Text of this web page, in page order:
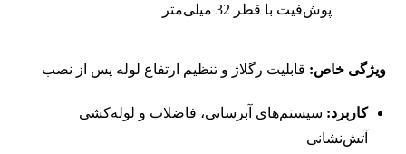
پوش‌فیت با قطر 32 میلی‌متر
ویژگی خاص: قابلیت رگلاژ و تنظیم ارتفاع لوله پس از نصب
کاربرد: سیستم‌های آبرسانی، فاضلاب و لوله‌کشی
آتش‌نشانی